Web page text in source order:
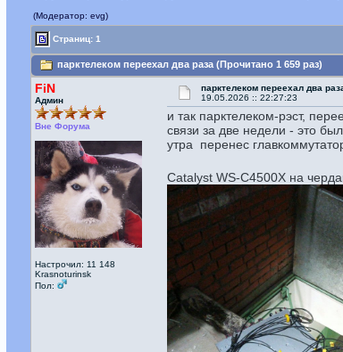
(Модератор: evg)
Страниц: 1
парктелеком переехал два раза (Прочитано 1 659 раз)
FiN
Админ
Вне Форума
Настрочил: 11 148
Krasnoturinsk
Пол:
парктелеком переехал два
19.05.2026 :: 22:27:23
и так парктелеком-рэст,
связи за две недели - это
утра перенес
Catalyst WS-C4500X на